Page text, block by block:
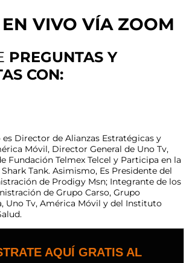
VIVO VÍA ZOOM
PREGUNTAS Y
CON:
es Director de Alianzas Estratégicas y
Móvil, Director General de Uno Tv,
Fundación Telmex Telcel y Participa en la
Tank. Asimismo, Es Presidente del
de Prodigy Msn; Integrante de los
de Grupo Carso, Grupo
Uno Tv, América Móvil y del Instituto